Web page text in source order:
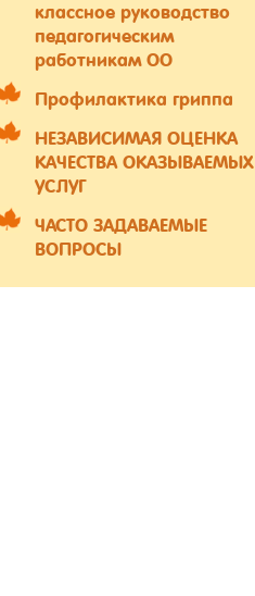
классное руководство
педагогическим
работникам ОО
Профилактика гриппа
НЕЗАВИСИМАЯ ОЦЕНКА
КАЧЕСТВА ОКАЗЫВАЕМЫХ
УСЛУГ
ЧАСТО ЗАДАВАЕМЫЕ
ВОПРОСЫ